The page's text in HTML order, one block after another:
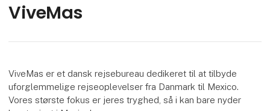
ViveMas
ViveMas er et dansk rejsebureau dedikeret til at tilbyde
uforglemmelige rejseoplevelser fra Danmark til Mexico.
Vores største fokus er jeres tryghed, så i kan bare nyder